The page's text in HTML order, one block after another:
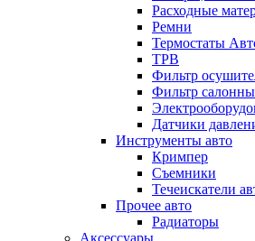
Расходные
Ремни
Термостаты
ТРВ
Фильтр
Фильтр
Датчики
Инструменты авто
Кримпер
Съемники
Течеискатели
Прочее авто
Радиаторы
Аксессуары